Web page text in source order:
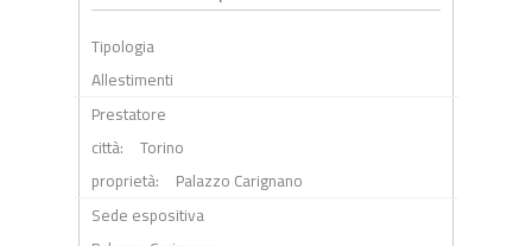
Tipologia
Allestimenti
Prestatore
città: Torino
proprietà: Palazzo Carignano
Sede espositiva